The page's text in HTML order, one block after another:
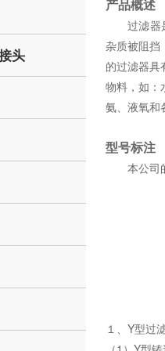
头
产品概述
过滤器是
杂质被阻挡
的过滤器具
物料，如：
氨、液氧和
型号标注
本公司的
１、Y型过